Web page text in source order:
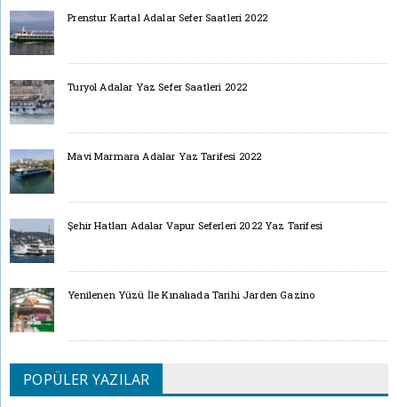
Prenstur Kartal Adalar Sefer Saatleri 2022
Turyol Adalar Yaz Sefer Saatleri 2022
Mavi Marmara Adalar Yaz Tarifesi 2022
Şehir Hatları Adalar Vapur Seferleri 2022 Yaz Tarifesi
Yenilenen Yüzü İle Kınalıada Tarihi Jarden Gazino
POPÜLER YAZILAR